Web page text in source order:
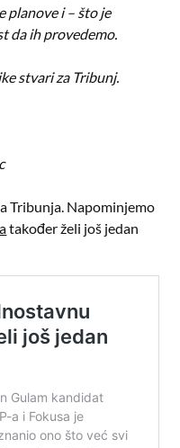
planove i – što je
da ih provedemo.
stvari za Tribunj.
Tribunja. Napominjemo
također želi još jedan